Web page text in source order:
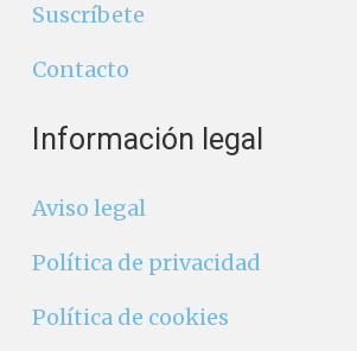
Suscríbete
Contacto
Información legal
Aviso legal
Política de privacidad
Política de cookies